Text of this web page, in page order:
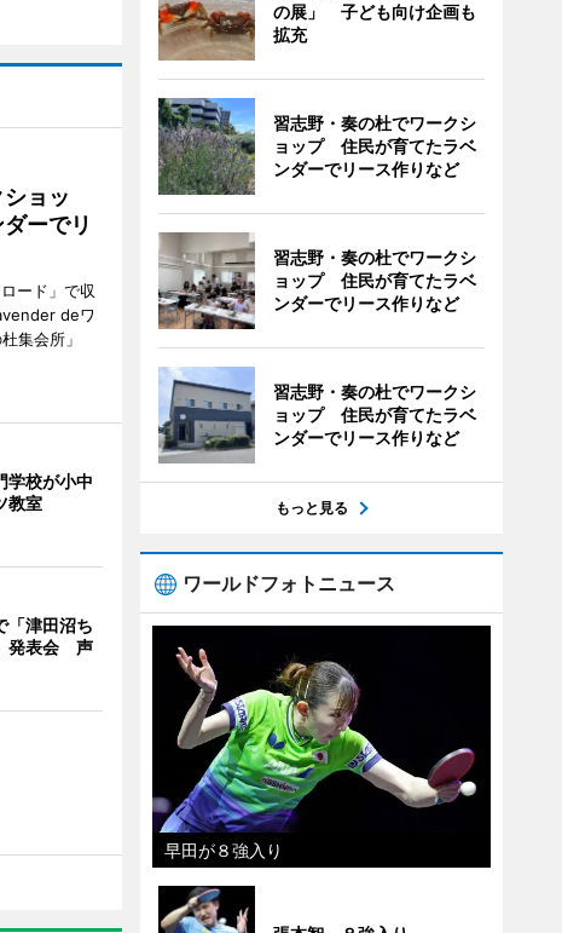
ョッ
ーでリ
ード」で収
deワ
集会所」
学校が小中
教室
「津田沼ち
発表会 声
の展」 子ども向け企画も
拡充
習志野・奏の杜でワークシ
ョップ 住民が育てたラベ
ンダーでリース作りなど
習志野・奏の杜でワークシ
ョップ 住民が育てたラベ
ンダーでリース作りなど
習志野・奏の杜でワークシ
ョップ 住民が育てたラベ
ンダーでリース作りなど
もっと見る
ワールドフォトニュース
早田が８強入り